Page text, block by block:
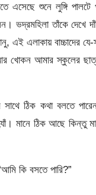
এসেছে শুনে লুঙ্গি
ভদ্রমহিলা তাঁকে দেখে
এই এলাকায় বাচ্চাদের
আর খোকন আমার স্কুলের
সাথে ঠিক কথা বলতে
মানে ঠিক আছে কিন্তু
কি বসতে পারি?”